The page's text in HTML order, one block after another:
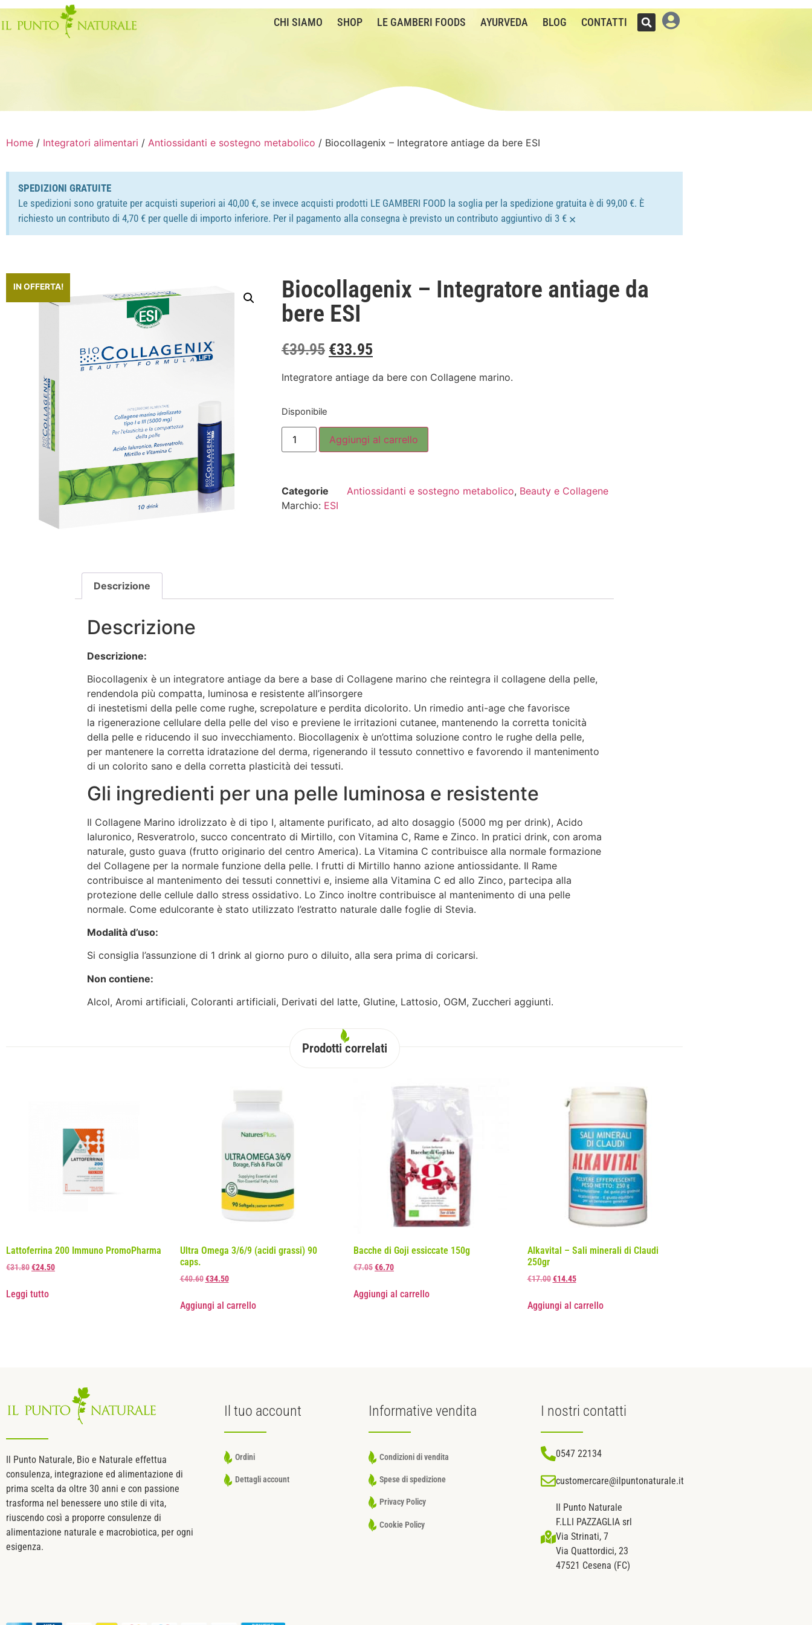
CHI SIAMO SHOP LE GAMBERI FOODS AYURVEDA BLOG CONTATTI
Home / Integratori alimentari / Antiossidanti e sostegno metabolico / Biocollagenix – Integratore antiage da bere ESI
SPEDIZIONI GRATUITE
Le spedizioni sono gratuite per acquisti superiori ai 40,00 €, se invece acquisti prodotti LE GAMBERI FOOD la soglia per la spedizione gratuita è di 99,00 €. È
richiesto un contributo di 4,70 € per quelle di importo inferiore. Per il pagamento alla consegna è previsto un contributo aggiuntivo di 3 € ×
IN OFFERTA!
Biocollagenix – Integratore antiage da
bere ESI
€39.95 €33.95
Integratore antiage da bere con Collagene marino.
Disponibile
Aggiungi al carrello
Categorie Antiossidanti e sostegno metabolico, Beauty e Collagene
Marchio: ESI
Descrizione
Descrizione
Descrizione:
Biocollagenix è un integratore antiage da bere a base di Collagene marino che reintegra il collagene della pelle,
rendendola più compatta, luminosa e resistente all’insorgere
di inestetismi della pelle come rughe, screpolature e perdita dicolorito. Un rimedio anti-age che favorisce
la rigenerazione cellulare della pelle del viso e previene le irritazioni cutanee, mantenendo la corretta tonicità
della pelle e riducendo il suo invecchiamento. Biocollagenix è un’ottima soluzione contro le rughe della pelle,
per mantenere la corretta idratazione del derma, rigenerando il tessuto connettivo e favorendo il mantenimento
di un colorito sano e della corretta plasticità dei tessuti.
Gli ingredienti per una pelle luminosa e resistente
Il Collagene Marino idrolizzato è di tipo I, altamente purificato, ad alto dosaggio (5000 mg per drink), Acido
Ialuronico, Resveratrolo, succo concentrato di Mirtillo, con Vitamina C, Rame e Zinco. In pratici drink, con aroma
naturale, gusto guava (frutto originario del centro America). La Vitamina C contribuisce alla normale formazione
del Collagene per la normale funzione della pelle. I frutti di Mirtillo hanno azione antiossidante. Il Rame
contribuisce al mantenimento dei tessuti connettivi e, insieme alla Vitamina C ed allo Zinco, partecipa alla
protezione delle cellule dallo stress ossidativo. Lo Zinco inoltre contribuisce al mantenimento di una pelle
normale. Come edulcorante è stato utilizzato l’estratto naturale dalle foglie di Stevia.
Modalità d’uso:
Si consiglia l’assunzione di 1 drink al giorno puro o diluito, alla sera prima di coricarsi.
Non contiene:
Alcol, Aromi artificiali, Coloranti artificiali, Derivati del latte, Glutine, Lattosio, OGM, Zuccheri aggiunti.
Prodotti correlati
Lattoferrina 200 Immuno PromoPharma
€31.80€24.50
Leggi tutto
Ultra Omega 3/6/9 (acidi grassi) 90
caps.
€40.60 €34.50
Aggiungi al carrello
Bacche di Goji essiccate 150g
€7.05€6.70
Aggiungi al carrello
Alkavital – Sali minerali di Claudi
250gr
€17.00 €14.45
Aggiungi al carrello
Il Punto Naturale, Bio e Naturale effettua
consulenza, integrazione ed alimentazione di
prima scelta da oltre 30 anni e con passione
trasforma nel benessere uno stile di vita,
riuscendo così a proporre consulenze di
alimentazione naturale e macrobiotica, per ogni
esigenza.
Il tuo account
Ordini
Dettagli account
Informative vendita
Condizioni di vendita
Spese di spedizione
Privacy Policy
Cookie Policy
I nostri contatti
0547 22134
customercare@ilpuntonaturale.it
Il Punto Naturale
F.LLI PAZZAGLIA srl
Via Strinati, 7
Via Quattordici, 23
47521 Cesena (FC)